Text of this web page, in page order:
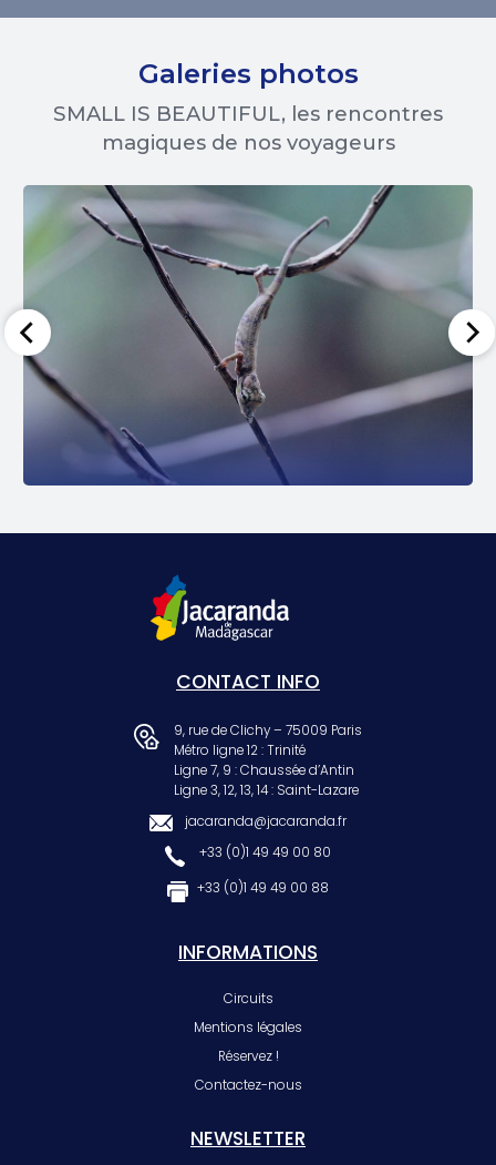
Galeries photos
SMALL IS BEAUTIFUL, les rencontres
magiques de nos voyageurs
CONTACT INFO
9, rue de Clichy – 75009 Paris
Métro ligne 12 : Trinité
Ligne 7, 9 : Chaussée d’Antin
Ligne 3, 12, 13, 14 : Saint-Lazare
jacaranda@jacaranda.fr
+33 (0)1 49 49 00 80
+33 (0)1 49 49 00 88
INFORMATIONS
Circuits
Mentions légales
Réservez !
Contactez-nous
NEWSLETTER